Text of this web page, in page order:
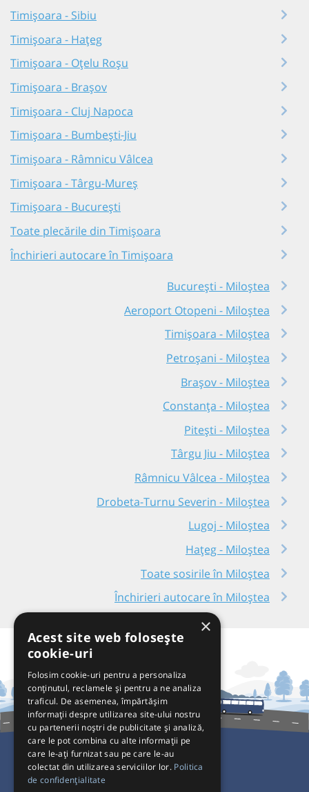
Timișoara - Sibiu
Timișoara - Hațeg
Timișoara - Oțelu Roșu
Timișoara - Brașov
Timișoara - Cluj Napoca
Timișoara - Bumbești-Jiu
Timișoara - Râmnicu Vâlcea
Timișoara - Târgu-Mureș
Timișoara - București
Toate plecările din Timișoara
Închirieri autocare în Timișoara
București - Miloștea
Aeroport Otopeni - Miloștea
Timișoara - Miloștea
Petroșani - Miloștea
Brașov - Miloștea
Constanța - Miloștea
Pitești - Miloștea
Târgu Jiu - Miloștea
Râmnicu Vâlcea - Miloștea
Drobeta-Turnu Severin - Miloștea
Lugoj - Miloștea
Hațeg - Miloștea
Toate sosirile în Miloștea
Închirieri autocare în Miloștea
Pentru Călători
×
Acest site web folosește
cookie-uri
Folosim cookie-uri pentru a personaliza
conținutul, reclamele și pentru a ne analiza
traficul. De asemenea, împărtășim
informații despre utilizarea site-ului nostru
cu partenerii noștri de publicitate și analiză,
care le pot combina cu alte informații pe
care le-ați furnizat sau pe care le-au
colectat din utilizarea serviciilor lor. Politica
de confidențialitate